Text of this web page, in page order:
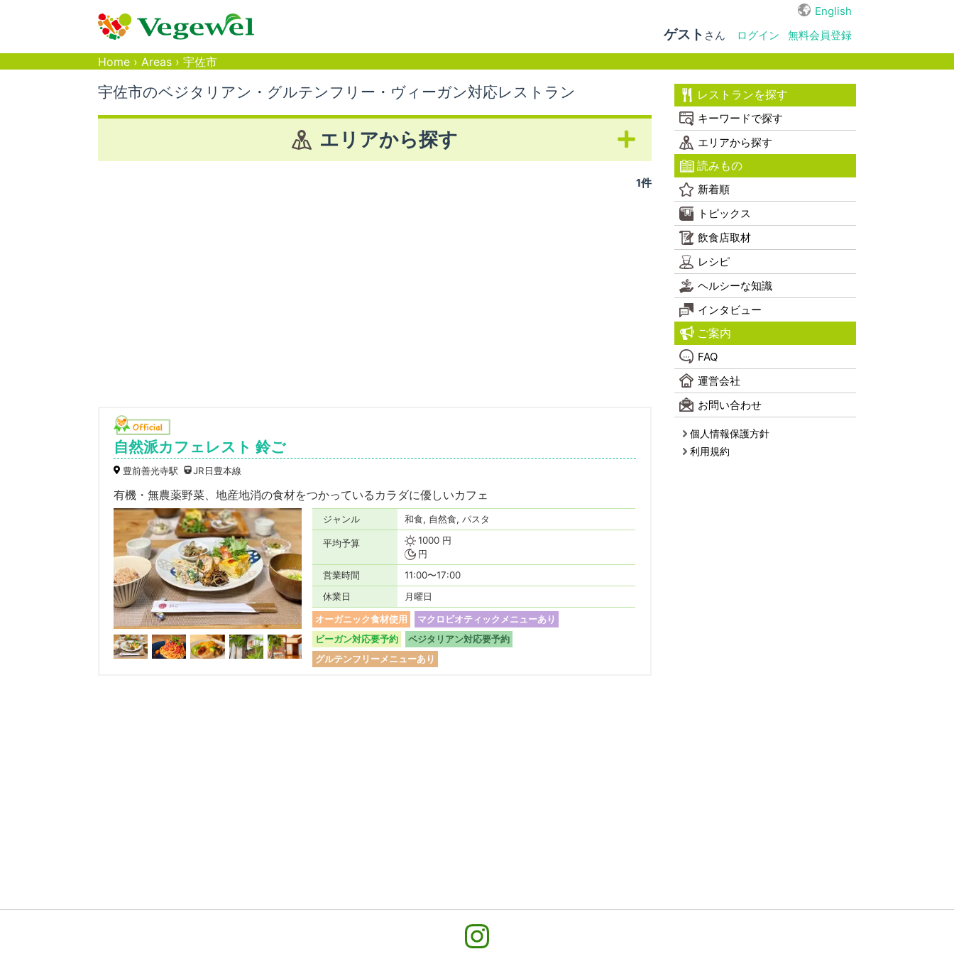
English
ゲスト さん ログイン
無料会員登録
Home › Areas › 宇佐市
宇佐市のベジタリアン・グルテンフリー・ヴィーガン対応レストラン
エリアから探す
1件
自然派カフェレスト 鈴ご
豊前善光寺駅 JR日豊本線
有機・無農薬野菜、地産地消の食材をつかっているカラダに優しいカフェ
ジャンル 和食, 自然食, パスタ
平均予算
1000 円
円
営業時間
11:00〜17:00
休業日
月曜日
オーガニック食材使用
マクロビオティックメニューあり
ビーガン対応要予約
ベジタリアン対応要予約
グルテンフリーメニューあり
レストランを探す
キーワードで探す
エリアから探す
読みもの
新着順
トピックス
飲食店取材
レシピ
ヘルシーな知識
インタビュー
ご案内
FAQ
運営会社
お問い合わせ
個人情報保護方針
利用規約